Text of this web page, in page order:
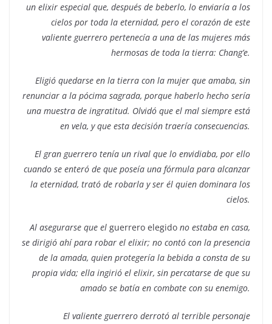
un elixir especial que, después de beberlo, lo enviaría a los
cielos por toda la eternidad, pero el corazón de este
valiente guerrero pertenecía a una de las mujeres más
hermosas de toda la tierra: Chang’e.
Eligió quedarse en la tierra con la mujer que amaba, sin
renunciar a la pócima sagrada, porque haberlo hecho sería
una muestra de ingratitud. Olvidó que el mal siempre está
en vela, y que esta decisión traería consecuencias.
El gran guerrero tenía un rival que lo envidiaba, por ello
cuando se enteró de que poseía una fórmula para alcanzar
la eternidad, trató de robarla y ser él quien dominara los
cielos.
Al asegurarse que el guerrero elegido no estaba en casa,
se dirigió ahí para robar el elixir; no contó con la presencia
de la amada, quien protegería la bebida a consta de su
propia vida; ella ingirió el elixir, sin percatarse de que su
amado se batía en combate con su enemigo.
El valiente guerrero derrotó al terrible personaje